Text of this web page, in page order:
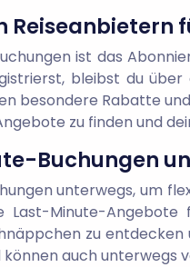
ist das
bleibst du
besondere Rabatte
zu finden und
Buchungen
unterwegs, um
Last-Minute-
zu
können auch